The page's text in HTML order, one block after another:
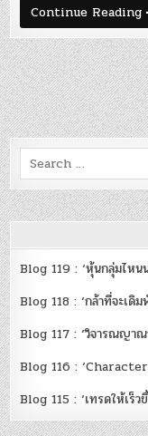
Continue Reading
:
–
Search
for:
Blog 119 : ‘หุ้นกลุ่มไหน
Blog 118 : ‘กล้าที่จะเดิม
Blog 117 : ‘วิจารณญาณ
Blog 116 : ‘Character
Blog 115 : ‘เทรดให้เร็ว